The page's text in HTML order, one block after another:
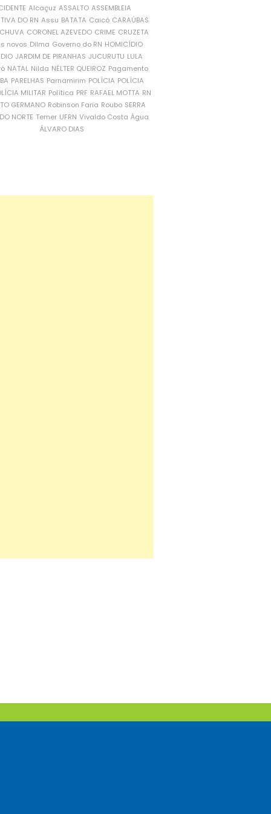
Alcaçuz ASSALTO ASSEMBLEIA
DO RN Assu BATATA Caicó CARAÚBAS
CORONEL AZEVEDO CRIME CRUZETA
novos Dilma Governo do RN HOMICÍDIO
JARDIM DE PIRANHAS JUCURUTU LULA
NATAL Nilda NÉLTER QUEIROZ Pagamento
PARELHAS Parnamirim POLÍCIA POLÍCIA
MILITAR Política PRF RAFAEL MOTTA RN
GERMANO Robinson Faria Roubo SERRA
NORTE Temer UFRN Vivaldo Costa Água
ÁLVARO DIAS